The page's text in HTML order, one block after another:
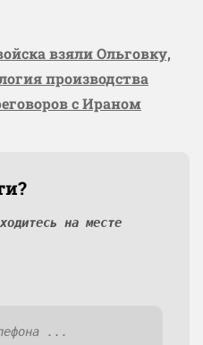
взяли Ольговку,
производства
с Ираном
на месте